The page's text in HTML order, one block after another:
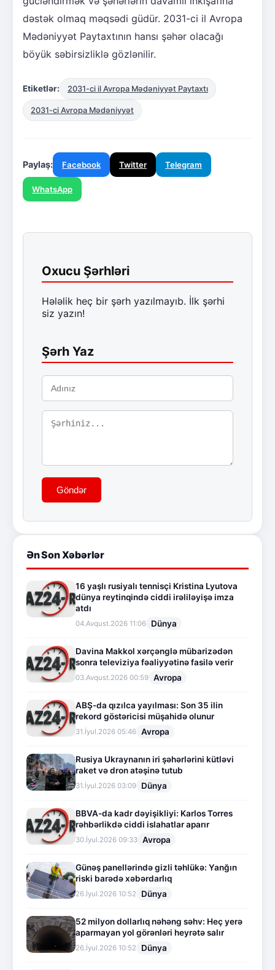
dəstək olmaq məqsədi güdür. 2031-ci il Avropa
Mədəniyyət Paytaxtının hansı şəhər olacağı
böyük səbirsizliklə gözlənilir.
Etiketlər: 2031-ci il Avropa Mədəniyyət Paytaxtı
2031-ci Avropa Mədəniyyət
Paylaş: Facebook Twitter Telegram
WhatsApp
Oxucu Şərhləri
Hələlik heç bir şərh yazılmayıb. İlk şərhi
siz yazın!
Şərh Yaz
Göndər
Ən Son Xəbərlər
16 yaşlı rusiyalı tennisçi Kristina Lyutova
dünya reytinqində ciddi irəliləyişə imza
atdı
04.Avqust.2026 11:06 Dünya
Davina Makkol xərçənglə mübarizədən
sonra televiziya fəaliyyətinə fasilə verir
03.Avqust.2026 00:59 Avropa
ABŞ-da qızılca yayılması: Son 35 ilin
rekord göstəricisi müşahidə olunur
31.İyul.2026 05:46 Avropa
Rusiya Ukraynanın iri şəhərlərini kütləvi
raket və dron atəşinə tutub
31.İyul.2026 03:09 Dünya
BBVA-da kadr dəyişikliyi: Karlos Torres
rəhbərlikdə ciddi islahatlar aparır
30.İyul.2026 09:33 Avropa
Günəş panellərində gizli təhlükə: Yanğın
riski barədə xəbərdarlıq
26.İyul.2026 10:52 Dünya
52 milyon dollarlıq nəhəng səhv: Heç yerə
aparmayan yol görənləri heyrətə salır
26.İyul.2026 10:52 Dünya